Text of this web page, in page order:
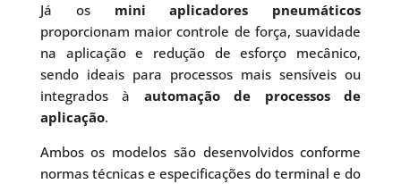
Já os mini aplicadores pneumáticos
proporcionam maior controle de força, suavidade
na aplicação e redução de esforço mecânico,
sendo ideais para processos mais sensíveis ou
integrados à automação de processos de
aplicação.
Ambos os modelos são desenvolvidos conforme
normas técnicas e especificações do terminal e do